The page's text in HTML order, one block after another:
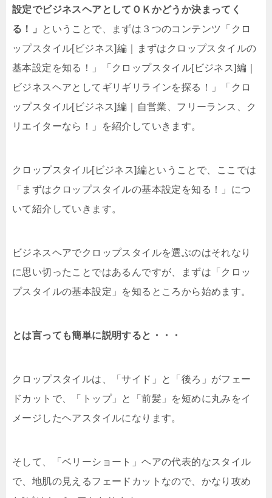
設定でビジネスヘアとしてＯＫかどうか決まってく
る！」
ということで、まずは３つのコンテンツ「クロ
ップスタイル[ビジネス]編｜まずはクロップスタイルの
基本設定を知る！」「クロップスタイル[ビジネス]編｜
ビジネスヘアとしてギリギリラインを探る！」「クロ
ップスタイル[ビジネス]編｜自営業、フリーランス、ク
リエイターなら！」を紹介していきます。
クロップスタイル[ビジネス]編ということで、ここでは
「まずはクロップスタイルの基本設定を知る！」につ
いて紹介していきます。
ビジネスヘアでクロップスタイルを選ぶのはそれなり
に思い切ったことではあるんですが、まずは「クロッ
プスタイルの基本設定」を知るところから始めます。
とは言っても簡単に説明すると・・・
クロップスタイルは、「サイド」と「後ろ」がフェー
ドカットで、「トップ」と「前髪」を短めに丸みをイ
メージしたヘアスタイルになります。
そして、「ベリーショート」ヘアの代表的なスタイル
で、地肌の見えるフェードカットなので、かなり攻め